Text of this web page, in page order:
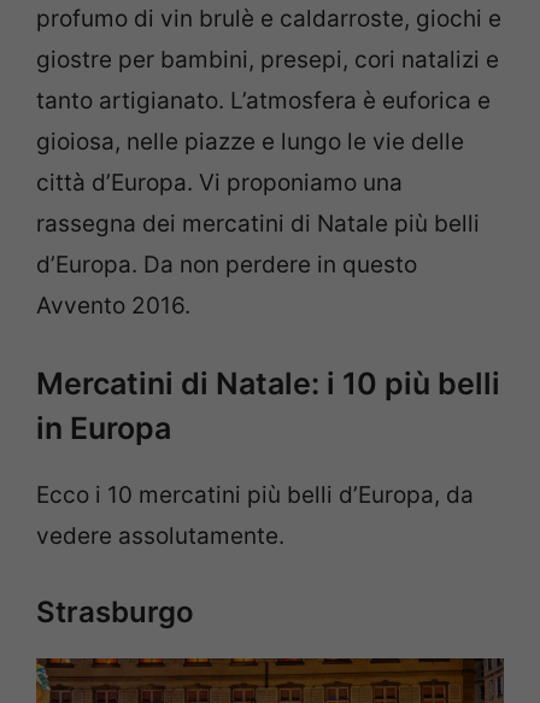
profumo di vin brulè e caldarroste, giochi e
giostre per bambini, presepi, cori natalizi e
tanto artigianato. L’atmosfera è euforica e
gioiosa, nelle piazze e lungo le vie delle
città d’Europa. Vi proponiamo una
rassegna dei mercatini di Natale più belli
d’Europa. Da non perdere in questo
Avvento 2016.
Mercatini di Natale: i 10 più belli
in Europa
Ecco i 10 mercatini più belli d’Europa, da
vedere assolutamente.
Strasburgo